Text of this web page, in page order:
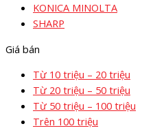
KONICA MINOLTA
SHARP
Giá bán
Từ 10 triệu – 20 triệu
Từ 20 triệu – 50 triệu
Từ 50 triệu – 100 triệu
Trên 100 triệu